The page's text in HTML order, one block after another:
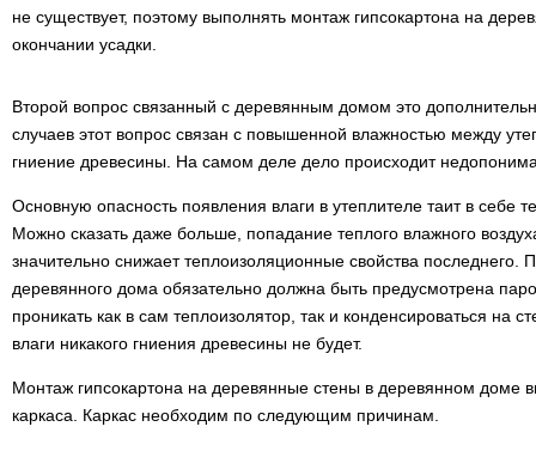
не существует, поэтому выполнять монтаж гипсокартона на
окончании усадки.
Второй вопрос связанный с деревянным домом это
случаев этот вопрос связан с повышенной влажностью между
гниение древесины. На самом деле дело происходит
Основную опасность появления влаги в утеплителе таит в себе
Можно сказать даже больше, попадание теплого влажного
значительно снижает теплоизоляционные свойства последнего.
деревянного дома обязательно должна быть предусмотрена
проникать как в сам теплоизолятор, так и конденсироваться на
влаги никакого гниения древесины не будет.
Монтаж гипсокартона на деревянные стены в деревянном доме
каркаса. Каркас необходим по следующим причинам.